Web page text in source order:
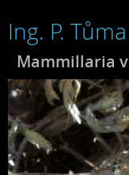
Ing. P.
Mammillaria